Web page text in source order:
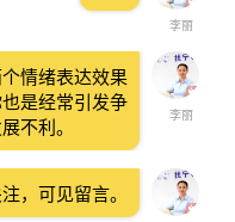
李丽
李丽
情绪表达效果
是经常引发争
不利。
，可见留言。